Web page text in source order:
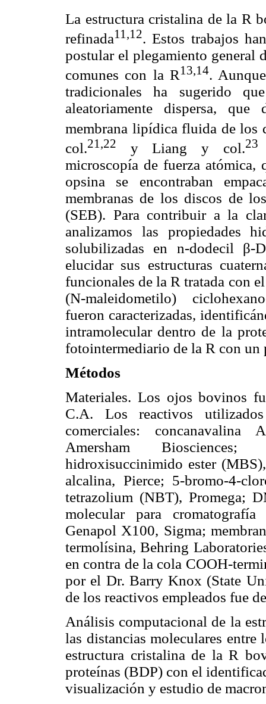
La estructura cristalina de la R
refinada11,12. Estos trabajos
postular el plegamiento general
comunes con la R13,14.
tradicionales ha sugerido
aleatoriamente dispersa,
membrana lipídica fluida de los
col.21,22 y Liang y col.23
microscopía de fuerza
opsina se encontraban
membranas de los discos de
(SEB). Para contribuir a la
analizamos las propiedades
solubilizadas en n-dodecil
elucidar sus estructuras
funcionales de la R tratada con
(N-maleidometilo)
fueron caracterizadas,
intramolecular dentro de la
fotointermediario de la R con un
Métodos
Materiales. Los ojos bovinos
C.A. Los reactivos
comerciales:
Amersham Biosciences;
hidroxisuccinimido ester
alcalina, Pierce; 5-bromo-4-
tetrazolium (NBT), Promega;
molecular para
Genapol X100, Sigma;
termolísina, Behring
en contra de la cola COOH-
por el Dr. Barry Knox (State
de los reactivos empleados fue
Análisis computacional de la
las distancias moleculares
estructura cristalina de la R
proteínas (BDP) con el
visualización y estudio de